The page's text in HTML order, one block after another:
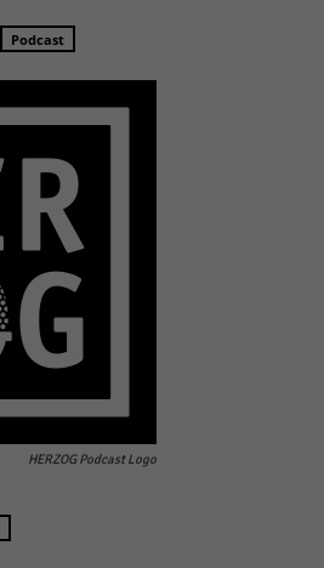
Podcast
HERZOG Podcast Logo